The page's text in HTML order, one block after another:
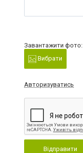
Завантажити фото:
Вибрати
Авторизуватись
Відправити